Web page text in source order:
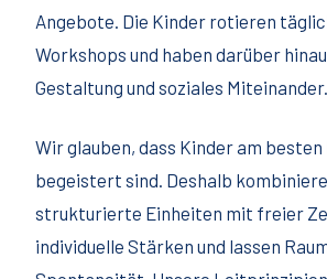
Angebote. Die Kinder rotieren
Workshops und haben darüber
Gestaltung und soziales Miteinander.
Wir glauben, dass Kinder am besten
begeistert sind. Deshalb
strukturierte Einheiten mit freier
individuelle Stärken und lassen